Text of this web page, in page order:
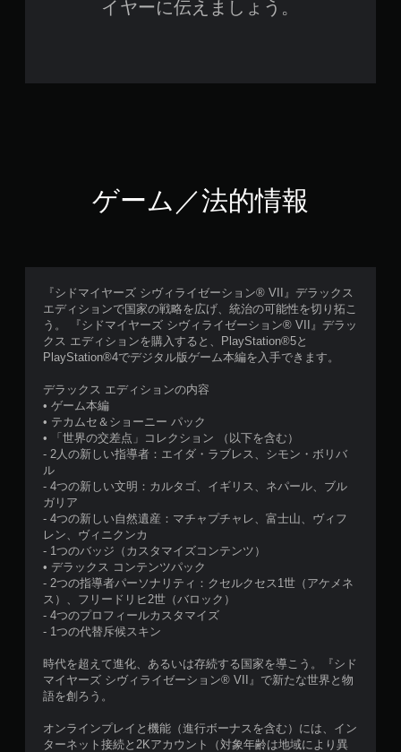
イヤーに伝えましょう。
ゲーム／法的情報
『シドマイヤーズ シヴィライゼーション® VII』デラックス
エディションで国家の戦略を広げ、統治の可能性を切り拓こ
う。 『シドマイヤーズ シヴィライゼーション® VII』デラッ
クス エディションを購入すると、PlayStation®5と
PlayStation®4でデジタル版ゲーム本編を入手できます。
デラックス エディションの内容
• ゲーム本編
• テカムセ＆ショーニー パック
• 「世界の交差点」コレクション （以下を含む）
- 2人の新しい指導者：エイダ・ラブレス、シモン・ボリバ
ル
- 4つの新しい文明：カルタゴ、イギリス、ネパール、ブル
ガリア
- 4つの新しい自然遺産：マチャプチャレ、富士山、ヴィフ
レン、ヴィニクンカ
- 1つのバッジ（カスタマイズコンテンツ）
• デラックス コンテンツパック
- 2つの指導者パーソナリティ：クセルクセス1世（アケメネ
ス）、フリードリヒ2世（バロック）
- 4つのプロフィールカスタマイズ
- 1つの代替斥候スキン
時代を超えて進化、あるいは存続する国家を導こう。『シド
マイヤーズ シヴィライゼーション® VII』で新たな世界と物
語を創ろう。
オンラインプレイと機能（進行ボーナスを含む）には、イン
ターネット接続と2Kアカウント（対象年齢は地域により異